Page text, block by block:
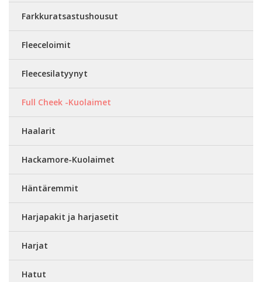
Farkkuratsastushousut
Fleeceloimit
Fleecesilatyynyt
Full Cheek -Kuolaimet
Haalarit
Hackamore-Kuolaimet
Häntäremmit
Harjapakit ja harjasetit
Harjat
Hatut